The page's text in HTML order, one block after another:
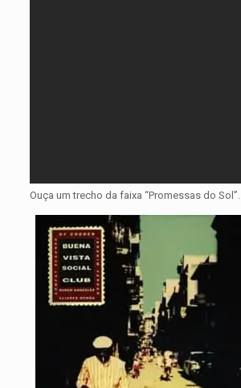
Ouça um trecho da faixa “Promessas do Sol”.